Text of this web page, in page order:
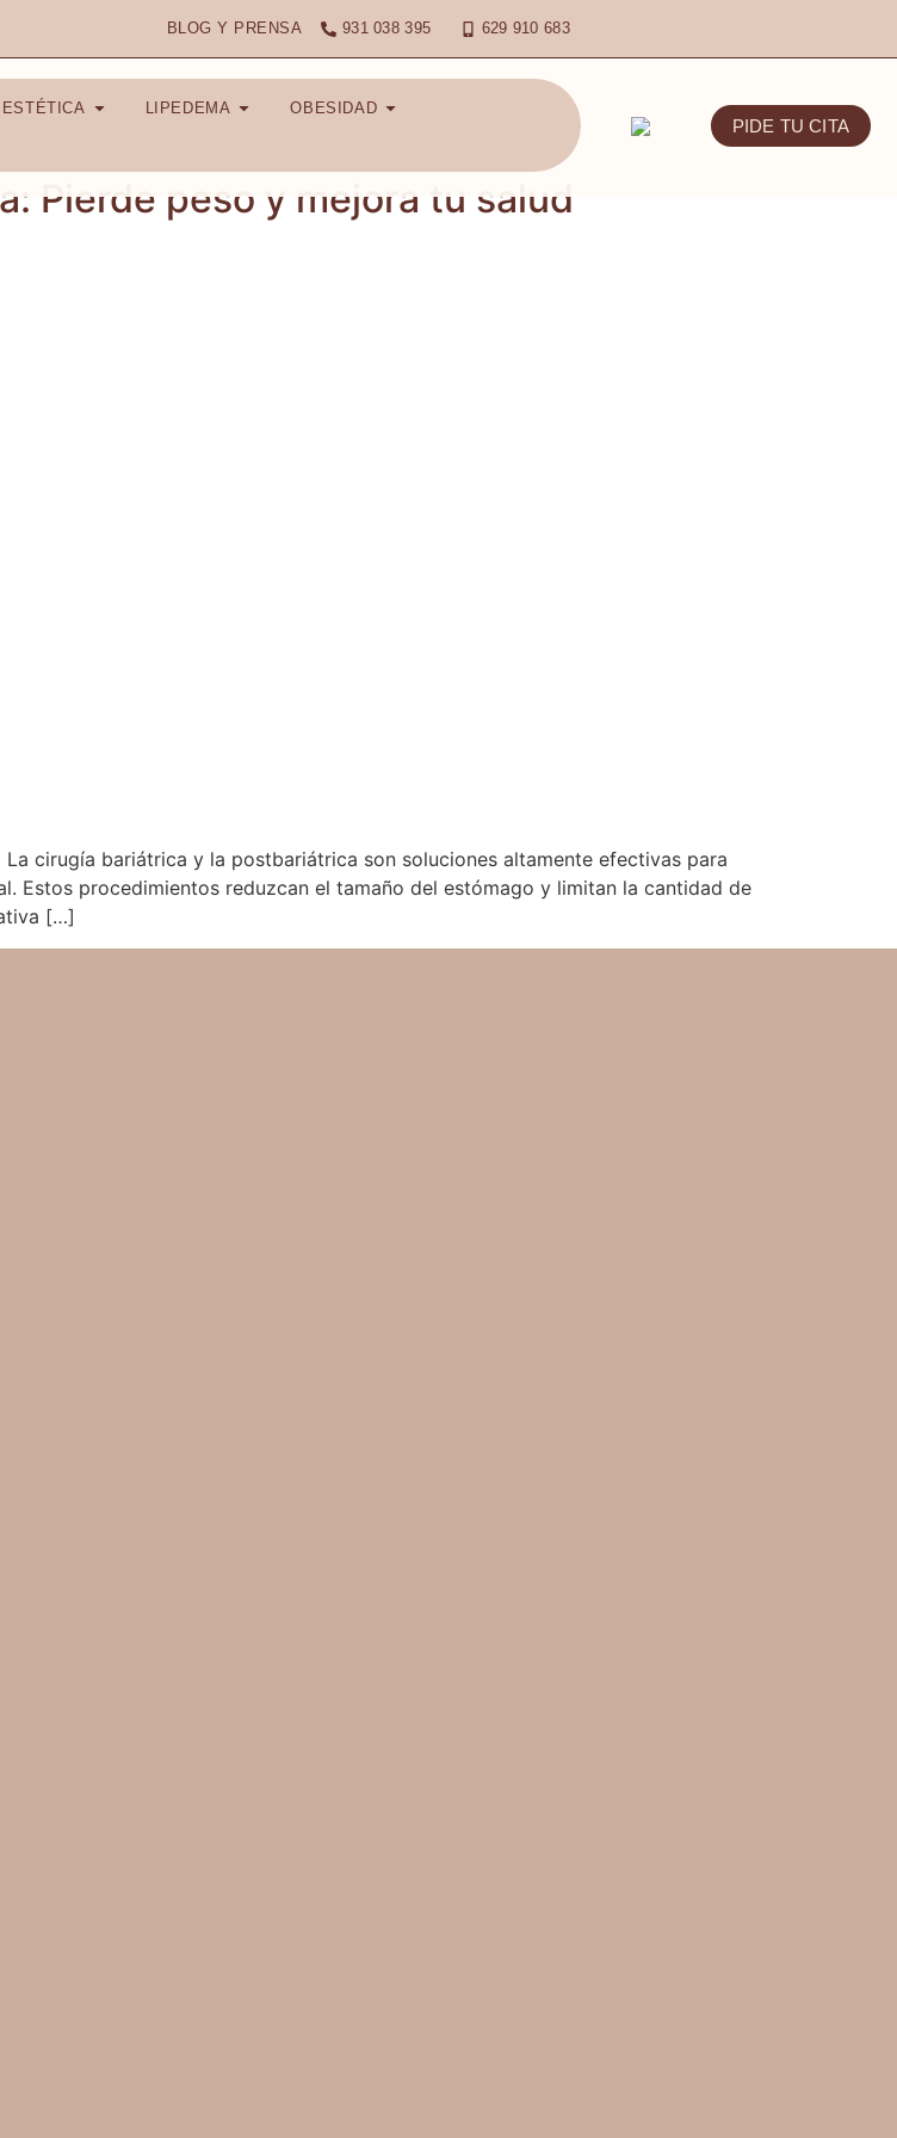
BLOG Y PRENSA 931 038 395 629 910 683
LIPEDEMA
OBESIDAD
PIDE TU CITA
Pierde peso y mejora tu salud
cirugía bariátrica y la postbariátrica son soluciones altamente efectivas para
Estos procedimientos reduzcan el tamaño del estómago y limitan la cantidad de
[…]